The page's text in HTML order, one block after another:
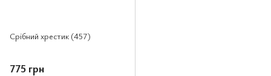
Срібний хрестик (457)
775 грн